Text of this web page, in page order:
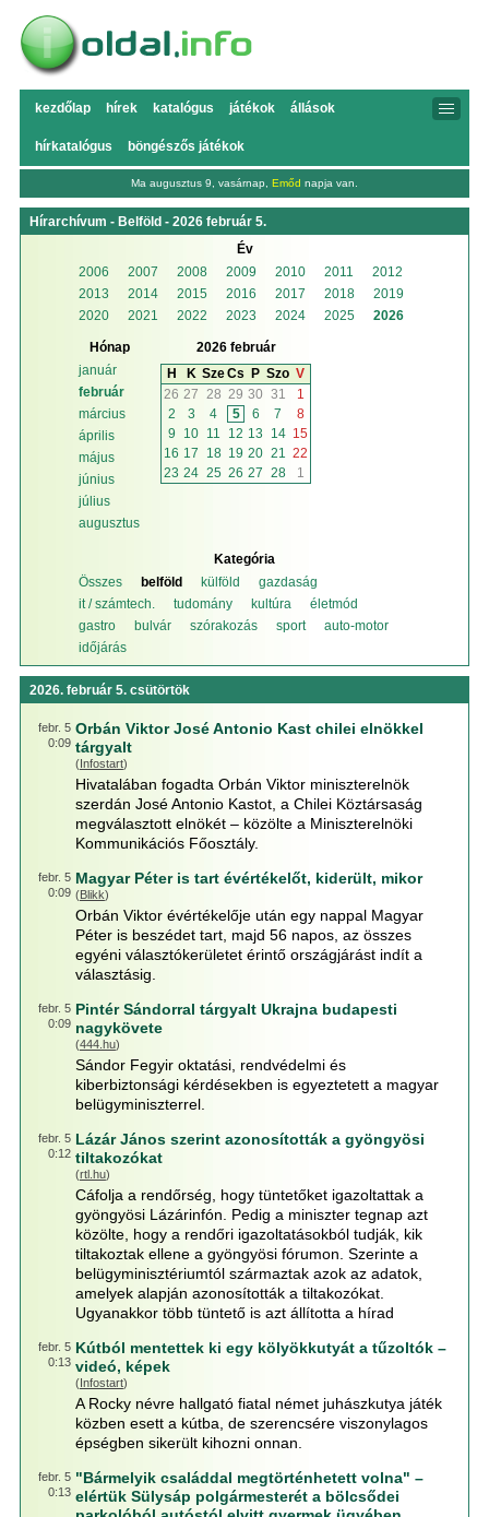
kezdőlap hírek katalógus játékok állások
hírkatalógus böngészős játékok
Ma augusztus 9, vasárnap, Emőd napja van.
Hírarchívum - Belföld - 2026 február 5.
Év
2006
2007 2008 2009 2010 2011
2012
2013
2014 2015 2016 2017 2018
2019
2020
2021 2022 2023 2024 2025 2026
Hónap
január
február
március
április
május
június
július
augusztus
2026 február
H
K SzeCs P Szo V
26 27 28 29 30 31
1
2
3 4 5 6 7
8
9
10 11 12 13 14 15
16 17 18 19 20 21
22
23 24 25 26 27 28 1
Kategória
Összes
belföld külföld
gazdaság
it / számtech.
tudomány kultúra
életmód
gastro
bulvár szórakozás sport
auto-motor
időjárás
2026. február 5. csütörtök
febr. 5
0:09
Orbán Viktor José Antonio Kast chilei elnökkel
tárgyalt
(Infostart)
Hivatalában fogadta Orbán Viktor miniszterelnök
szerdán José Antonio Kastot, a Chilei Köztársaság
megválasztott elnökét – közölte a Miniszterelnöki
Kommunikációs Főosztály.
febr. 5
0:09
Magyar Péter is tart évértékelőt, kiderült, mikor
(Blikk)
Orbán Viktor évértékelője után egy nappal Magyar
Péter is beszédet tart, majd 56 napos, az összes
egyéni választókerületet érintő országjárást indít a
választásig.
febr. 5
0:09
Pintér Sándorral tárgyalt Ukrajna budapesti
nagykövete
(444.hu)
Sándor Fegyir oktatási, rendvédelmi és
kiberbiztonsági kérdésekben is egyeztetett a magyar
belügyminiszterrel.
febr. 5
0:12
Lázár János szerint azonosították a gyöngyösi
tiltakozókat
(rtl.hu)
Cáfolja a rendőrség, hogy tüntetőket igazoltattak a
gyöngyösi Lázárinfón. Pedig a miniszter tegnap azt
közölte, hogy a rendőri igazoltatásokból tudják, kik
tiltakoztak ellene a gyöngyösi fórumon. Szerinte a
belügyminisztériumtól származtak azok az adatok,
amelyek alapján azonosították a tiltakozókat.
Ugyanakkor több tüntető is azt állította a hírad
febr. 5
0:13
Kútból mentettek ki egy kölyökkutyát a tűzoltók –
videó, képek
(Infostart)
A Rocky névre hallgató fiatal német juhászkutya játék
közben esett a kútba, de szerencsére viszonylagos
épségben sikerült kihozni onnan.
febr. 5
0:13
"Bármelyik családdal megtörténhetett volna" –
elértük Sülysáp polgármesterét a bölcsődei